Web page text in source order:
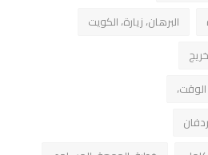
البرهان، زيارة، الكويت